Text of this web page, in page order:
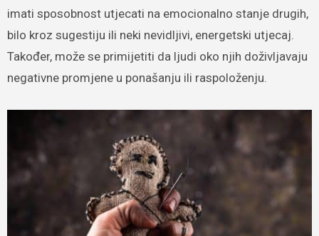
imati sposobnost utjecati na emocionalno stanje drugih,
bilo kroz sugestiju ili neki nevidljivi, energetski utjecaj.
Također, može se primijetiti da ljudi oko njih doživljavaju
negativne promjene u ponašanju ili raspoloženju.